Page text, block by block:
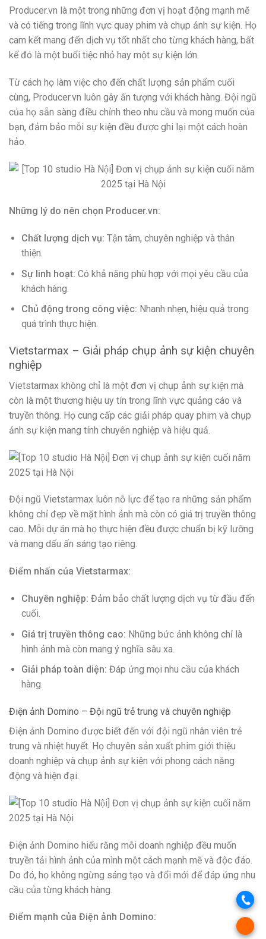
Producer.vn là một trong những đơn vị hoạt động mạnh mẽ
và có tiếng trong lĩnh vực quay phim và chụp ảnh sự kiện. Họ
cam kết mang đến dịch vụ tốt nhất cho từng khách hàng, bất
kể đó là một buổi tiệc nhỏ hay một sự kiện lớn.
Từ cách họ làm việc cho đến chất lượng sản phẩm cuối
cùng, Producer.vn luôn gây ấn tượng với khách hàng. Đội ngũ
của họ sẵn sàng điều chỉnh theo nhu cầu và mong muốn của
bạn, đảm bảo mỗi sự kiện đều được ghi lại một cách hoàn
hảo.
Những lý do nên chọn Producer.vn:
Chất lượng dịch vụ: Tận tâm, chuyên nghiệp và thân
thiện.
Sự linh hoạt: Có khả năng phù hợp với mọi yêu cầu của
khách hàng.
Chủ động trong công việc: Nhanh nhẹn, hiệu quả trong
quá trình thực hiện.
Vietstarmax – Giải pháp chụp ảnh sự kiện chuyên
nghiệp
Vietstarmax không chỉ là một đơn vị chụp ảnh sự kiện mà
còn là một thương hiệu uy tín trong lĩnh vực quảng cáo và
truyền thông. Họ cung cấp các giải pháp quay phim và chụp
ảnh sự kiện mang tính chuyên nghiệp và hiệu quả.
Đội ngũ Vietstarmax luôn nỗ lực để tạo ra những sản phẩm
không chỉ đẹp về mặt hình ảnh mà còn có giá trị truyền thông
cao. Mỗi dự án mà họ thực hiện đều được chuẩn bị kỹ lưỡng
và mang dấu ấn sáng tạo riêng.
Điểm nhấn của Vietstarmax:
Chuyên nghiệp: Đảm bảo chất lượng dịch vụ từ đầu đến
cuối.
Giá trị truyền thông cao: Những bức ảnh không chỉ là
hình ảnh mà còn mang ý nghĩa sâu xa.
Giải pháp toàn diện: Đáp ứng mọi nhu cầu của khách
hàng.
Điện ảnh Domino – Đội ngũ trẻ trung và chuyên nghiệp
Điện ảnh Domino được biết đến với đội ngũ nhân viên trẻ
trung và nhiệt huyết. Họ chuyên sản xuất phim giới thiệu
doanh nghiệp và chụp ảnh sự kiện với phong cách năng
động và hiện đại.
Điện ảnh Domino hiểu rằng mỗi doanh nghiệp đều muốn
truyền tải hình ảnh của mình một cách mạnh mẽ và độc đáo.
Do đó, họ không ngừng sáng tạo và đổi mới để đáp ứng nhu
cầu của từng khách hàng.
Điểm mạnh của Điện ảnh Domino: